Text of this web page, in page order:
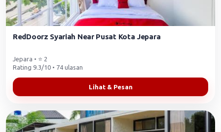
RedDoorz Syariah Near Pusat Kota Jepara
Jepara • ⭐ 2
Rating 9.3/10 • 74 ulasan
Lihat & Pesan